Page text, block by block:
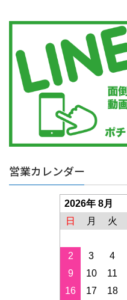
営業カレンダー
2026年 8月
日
月 火
2
3 4
9
10 11
16
17 18